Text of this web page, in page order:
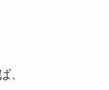
、